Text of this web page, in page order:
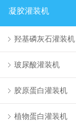
凝胶灌装机
羟基磷灰石灌装机
玻尿酸灌装机
胶原蛋白灌装机
植物蛋白灌装机